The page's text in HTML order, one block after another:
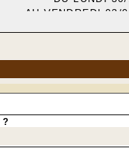
AU VENDREDI 03/
M. Le Maire au 07
?